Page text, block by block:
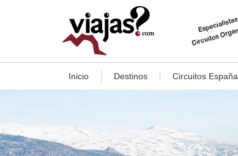
Inicio Destinos Circuitos España